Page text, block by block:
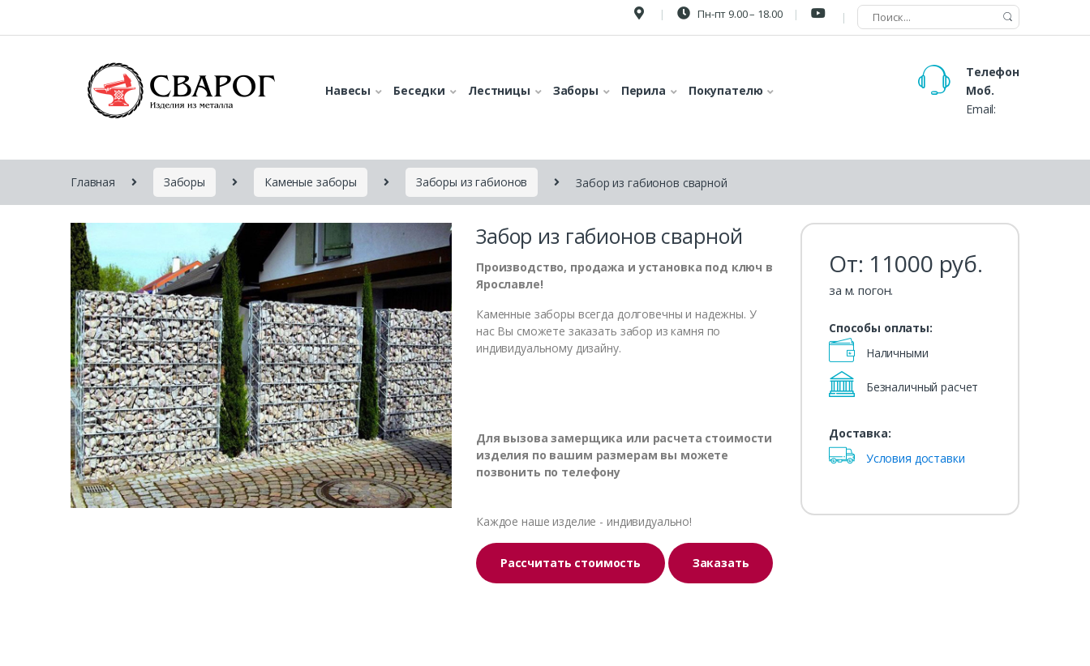
Пн-пт 9.00 – 18.00
Навесы Беседки Лестницы Заборы Перила Покупателю
Телефон
Моб.
Email:
Главная Заборы Каменые заборы Заборы из габионов Забор из габионов сварной
Забор из габионов сварной
Производство, продажа и установка под ключ в
Ярославле!
Каменные заборы всегда долговечны и надежны. У
нас Вы сможете заказать забор из камня по
индивидуальному дизайну.
Для вызова замерщика или расчета стоимости
изделия по вашим размерам вы можете
позвонить по телефону
Каждое наше изделие - индивидуально!
Рассчитать стоимость Заказать
От: 11000 руб.
за м. погон.
Способы оплаты:
Наличными
Безналичный расчет
Доставка:
Условия доставки